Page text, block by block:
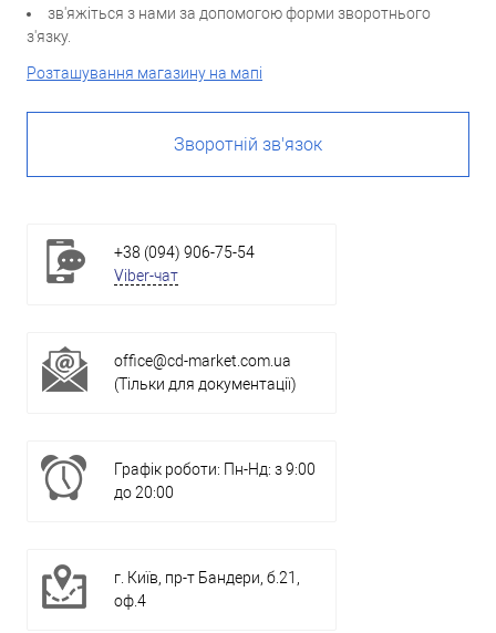
зв'яжіться з нами за допомогою форми зворотнього
з'язку.
Розташування магазину на мапі
Зворотній зв'язок
+38 (094) 906-75-54
Viber-чат
office@cd-market.com.ua
(Тільки для документації)
Графік роботи: Пн-Нд: з 9:00
до 20:00
г. Київ, пр-т Бандери, б.21,
оф.4